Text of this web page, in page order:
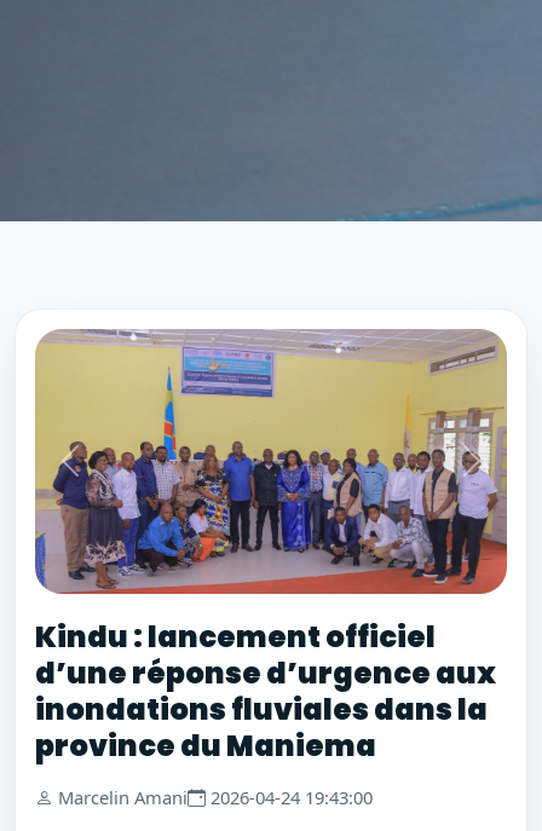
Kindu : lancement officiel
d’une réponse d’urgence aux
inondations fluviales dans la
province du Maniema
Marcelin Amani 2026-04-24 19:43:00